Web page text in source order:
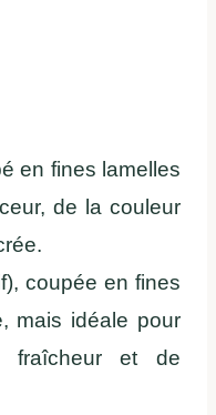
en fines lamelles
de la couleur
coupée en fines
mais idéale pour
fraîcheur et de